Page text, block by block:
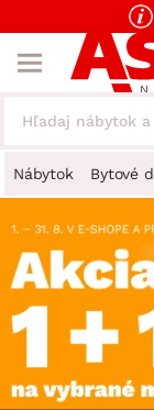
Nábytok Bytové